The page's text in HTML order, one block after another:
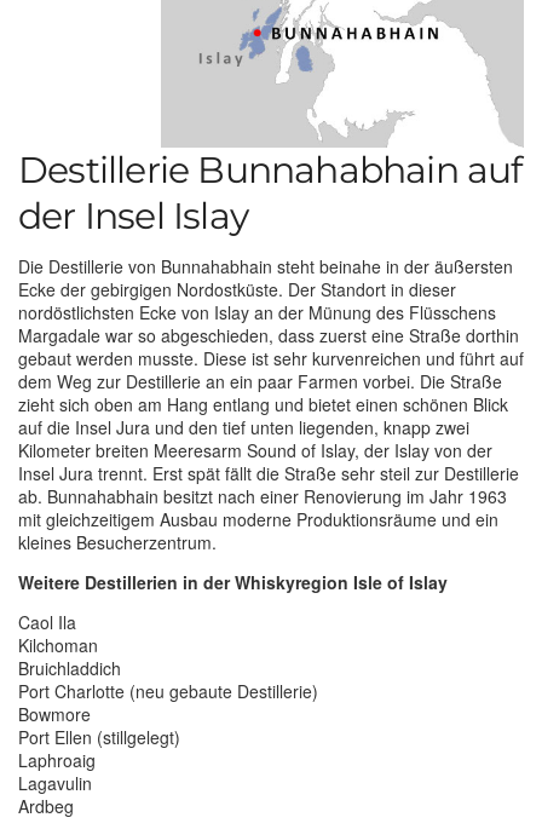
Destillerie Bunnahabhain auf
der Insel Islay
Die Destillerie von Bunnahabhain steht beinahe in der äußersten
Ecke der gebirgigen Nordostküste. Der Standort in dieser
nordöstlichsten Ecke von Islay an der Münung des Flüsschens
Margadale war so abgeschieden, dass zuerst eine Straße dorthin
gebaut werden musste. Diese ist sehr kurvenreichen und führt auf
dem Weg zur Destillerie an ein paar Farmen vorbei. Die Straße
zieht sich oben am Hang entlang und bietet einen schönen Blick
auf die Insel Jura und den tief unten liegenden, knapp zwei
Kilometer breiten Meeresarm Sound of Islay, der Islay von der
Insel Jura trennt. Erst spät fällt die Straße sehr steil zur Destillerie
ab. Bunnahabhain besitzt nach einer Renovierung im Jahr 1963
mit gleichzeitigem Ausbau moderne Produktionsräume und ein
kleines Besucherzentrum.
Weitere Destillerien in der Whiskyregion Isle of Islay
Caol Ila
Kilchoman
Bruichladdich
Port Charlotte (neu gebaute Destillerie)
Bowmore
Port Ellen (stillgelegt)
Laphroaig
Lagavulin
Ardbeg